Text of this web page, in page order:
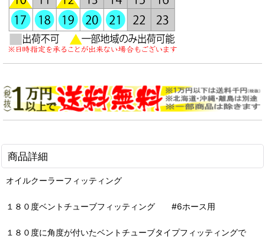
商品詳細
オイルクーラーフィッティング
１８０度ベントチューブフィッティング #6ホース用
１８０度に角度が付いたベントチューブタイプフィッティングで